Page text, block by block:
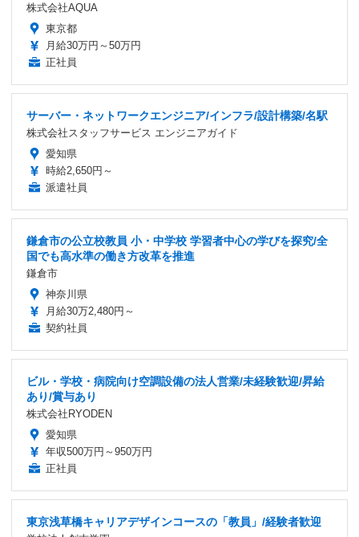
株式会社AQUA
東京都
月給30万円～50万円
正社員
サーバー・ネットワークエンジニア/インフラ/設計構築/名駅
株式会社スタッフサービス エンジニアガイド
愛知県
時給2,650円～
派遣社員
鎌倉市の公立校教員 小・中学校 学習者中心の学びを探究/全
国でも高水準の働き方改革を推進
鎌倉市
神奈川県
月給30万2,480円～
契約社員
ビル・学校・病院向け空調設備の法人営業/未経験歓迎/昇給
あり/賞与あり
株式会社RYODEN
愛知県
年収500万円～950万円
正社員
東京浅草橋キャリアデザインコースの「教員」/経験者歓迎